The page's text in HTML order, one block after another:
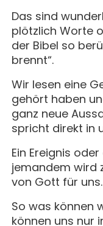
Das sind
plötzlich Worte
der Bibel so
brennt“.
Wir lesen eine
gehört haben
ganz neue
spricht direkt in
Ein Ereignis
jemandem wird
von Gott für uns.
So was können
können uns nur